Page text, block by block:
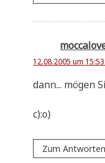
12.08.2005 um
dann... mögen
c):o)
Zum